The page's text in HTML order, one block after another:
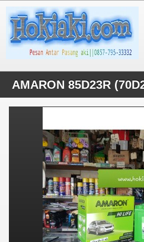
AMARON 85D23R